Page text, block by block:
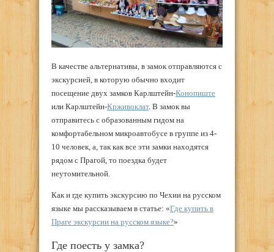
В качестве альтернативы, в замок отправляются с
экскурсией, в которую обычно входит
посещение двух замков Карлштейн-Конопиште
или Карлштейн-Крживоклат. В замок вы
отправитесь с образованным гидом на
комфортабельном микроавтобусе в группе из 4-
10 человек, а, так как все эти замки находятся
рядом с Прагой, то поездка будет
неутомительной.
Как и где купить экскурсию по Чехии на русском
языке мы рассказываем в статье: «Где купить в
Праге экскурсии на русском языке?»
Где поесть у замка?